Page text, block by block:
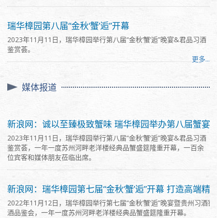
瑞华樟园第八届“金秋‘蟹’逅”开幕
2023年11月11日，瑞华樟园举行第八届“金秋‘蟹’逅”晚宴&君品习酒
鉴赏荟。
更多...
媒体报道
新浪网：诚以至臻极致蟹味 瑞华樟园举办第八届蟹宴
2023年11月11日，瑞华樟园举行第八届“金秋‘蟹’逅”晚宴&君品习酒
鉴赏荟，一年一度苏州河畔老洋楼经典品蟹盛筵隆重开幕，一百余
位宾客和媒体朋友莅临出席。
新浪网：瑞华樟园第七届“金秋‘蟹’逅”开幕 打造高端精
2022年11月12日，瑞华樟园举行第七届“金秋‘蟹’逅”晚宴暨贵州习酒
酒品鉴会，一年一度苏州河畔老洋楼经典品蟹盛筵隆重开幕。